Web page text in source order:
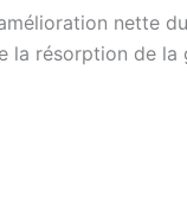
nette
résorption de la